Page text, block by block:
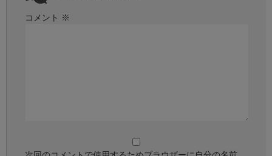
コメント ※